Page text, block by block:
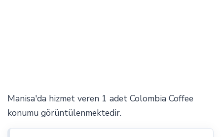
Manisa'da hizmet veren 1 adet Colombia Coffee
konumu görüntülenmektedir.